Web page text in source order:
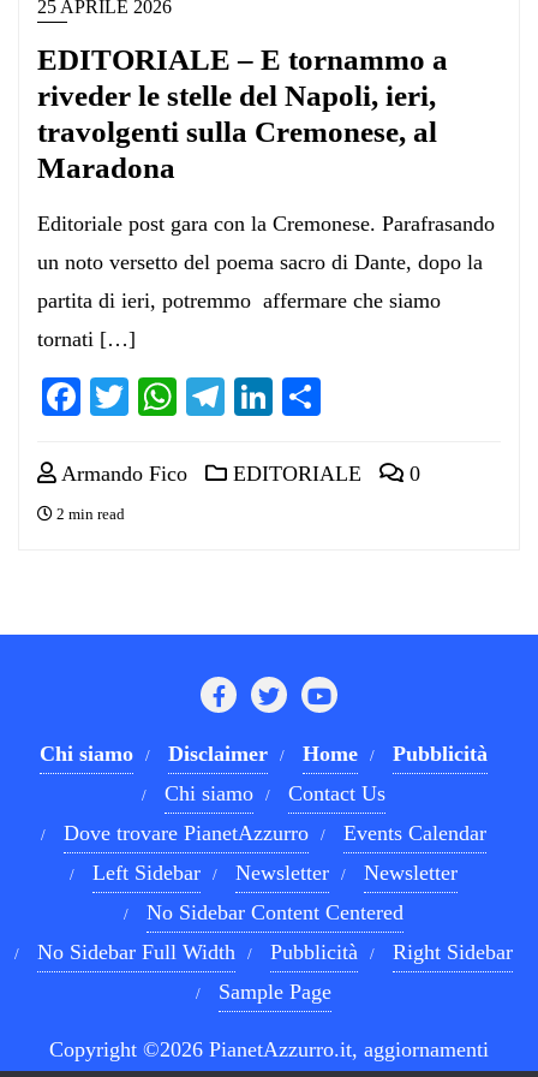
25 APRILE 2026
EDITORIALE – E tornammo a
riveder le stelle del Napoli, ieri,
travolgenti sulla Cremonese, al
Maradona
Editoriale post gara con la Cremonese. Parafrasando
un noto versetto del poema sacro di Dante, dopo la
partita di ieri, potremmo affermare che siamo
tornati […]
Facebook
TwitterWhatsApp
Telegram
LinkedIn
Armando Fico EDITORIALE 0
2 min read
Chi siamo Disclaimer Home
Pubblicità
Chi siamo
Contact Us
Dove trovare PianetAzzurro
Events Calendar
Left Sidebar
Newsletter
Newsletter
No Sidebar Content Centered
No Sidebar Full Width
Pubblicità
Right Sidebar
Sample Page
Copyright ©2026 PianetAzzurro.it, aggiornamenti